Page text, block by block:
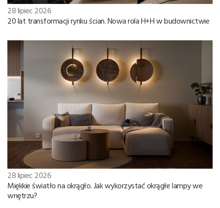
28 lipiec 2026
20 lat transformacji rynku ścian. Nowa rola H+H w budownictwie
28 lipiec 2026
Miękkie światło na okrągło. Jak wykorzystać okrągłe lampy we
wnętrzu?